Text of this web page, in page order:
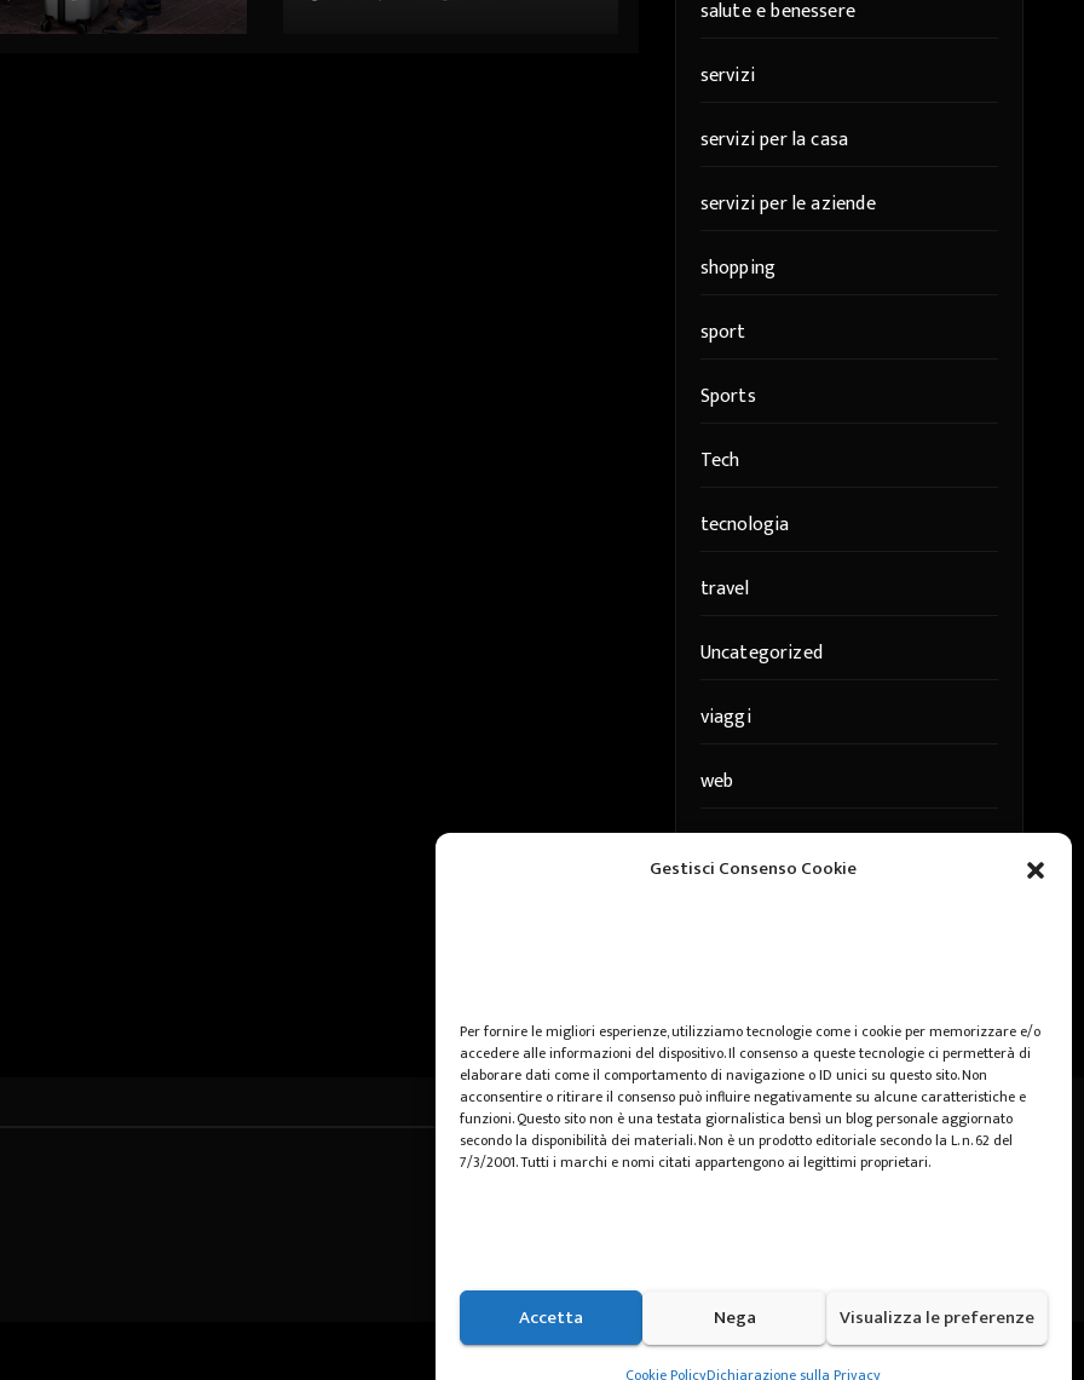
Gestisci Consenso Cookie
Per fornire le migliori esperienze, utilizziamo tecnologie come i cookie per memorizzare e/o
accedere alle informazioni del dispositivo. Il consenso a queste tecnologie ci permetterà di
elaborare dati come il comportamento di navigazione o ID unici su questo sito. Non
acconsentire o ritirare il consenso può influire negativamente su alcune caratteristiche e
funzioni. Questo sito non è una testata giornalistica bensì un blog personale aggiornato
secondo la disponibilità dei materiali. Non è un prodotto editoriale secondo la L. n. 62 del
7/3/2001. Tutti i marchi e nomi citati appartengono ai legittimi proprietari.
Accetta Nega Visualizza le preferenze
Cookie PolicyDichiarazione sulla Privacy
innovative professionisti per
salute e benessere
servizi
servizi per la casa
servizi per le aziende
shopping
sport
Sports
Tech
tecnologia
travel
Uncategorized
viaggi
web
Home Cookie Policy (UE)